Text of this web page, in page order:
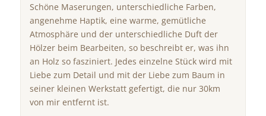
Schöne Maserungen, unterschiedliche Farben,
angenehme Haptik, eine warme, gemütliche
Atmosphäre und der unterschiedliche Duft der
Hölzer beim Bearbeiten, so beschreibt er, was ihn
an Holz so fasziniert. Jedes einzelne Stück wird mit
Liebe zum Detail und mit der Liebe zum Baum in
seiner kleinen Werkstatt gefertigt, die nur 30km
von mir entfernt ist.